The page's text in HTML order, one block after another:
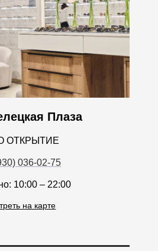
Плаза
ОТКРЫТИЕ
036-02-75
10:00 – 22:00
на карте